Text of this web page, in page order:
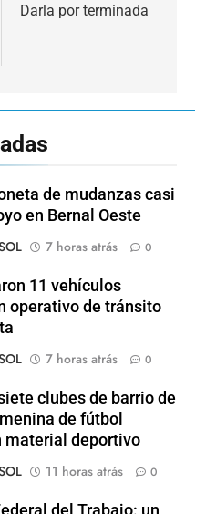
Darla por terminada
de mudanzas casi
en Bernal Oeste
7 horas atrás 0
11 vehículos
operativo de tránsito
7 horas atrás 0
clubes de barrio de
de fútbol
material deportivo
11 horas atrás 0
del Trabajo: un